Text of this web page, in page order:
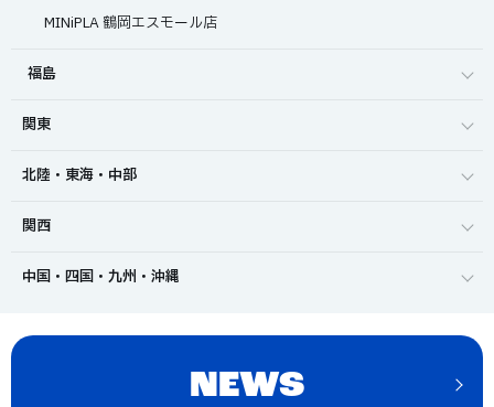
MINiPLA 鶴岡エスモール店
福島
関東
北陸・東海・中部
関西
中国・四国・九州・沖縄
NEWS